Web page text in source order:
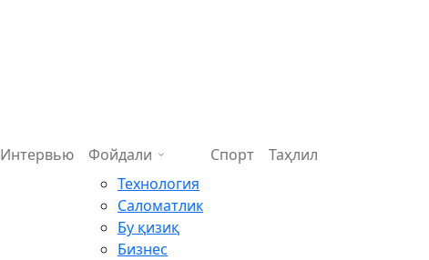
Интервью
Фойдали
Технология
Саломатлик
Бу қизиқ
Бизнес
Спорт Таҳлил